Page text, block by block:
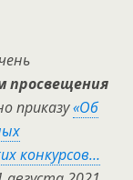
просвещения
приказу«Об
конкурсов…